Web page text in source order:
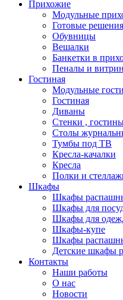
Прихожие
Модульные
Готовые решения
Обувницы
Вешалки
Банкетки в
Пеналы и
Гостиная
Модульные
Гостиная
Диваны
Стенки ,
Столы
Тумбы под ТВ
Кресла-качалки
Кресла
Полки и
Шкафы
Шкафы
Шкафы для
Шкафы для
Шкафы-купе
Шкафы
Детские шкафы
Контакты
Наши работы
О нас
Новости